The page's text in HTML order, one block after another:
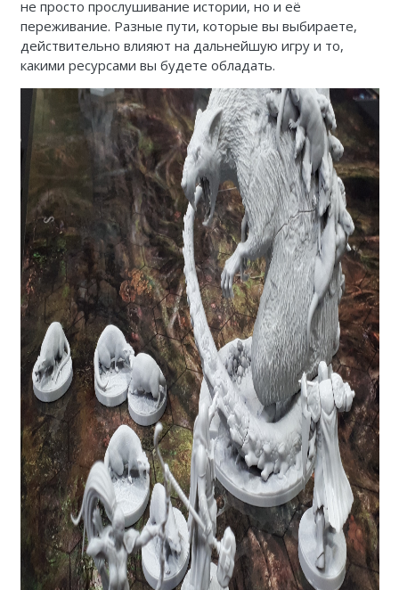
не просто прослушивание истории, но и её
переживание. Разные пути, которые вы выбираете,
действительно влияют на дальнейшую игру и то,
какими ресурсами вы будете обладать.